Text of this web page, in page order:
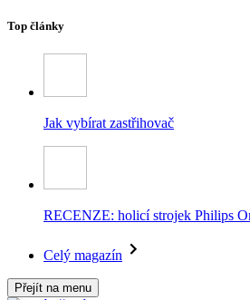
Top články
Jak vybírat zastřihovač
RECENZE: holicí strojek Philips
Celý magazín
Přejít na menu